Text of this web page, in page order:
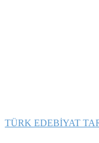
TÜRK EDEBİYAT